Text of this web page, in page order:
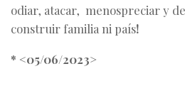
odiar, atacar, menospreciar y
construir familia ni país!
* <05/06/2023>